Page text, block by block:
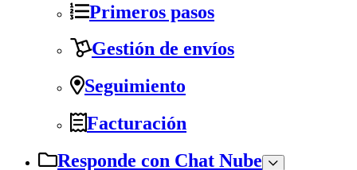
Primeros pasos
Gestión de envíos
Seguimiento
Facturación
Responde con Chat Nube